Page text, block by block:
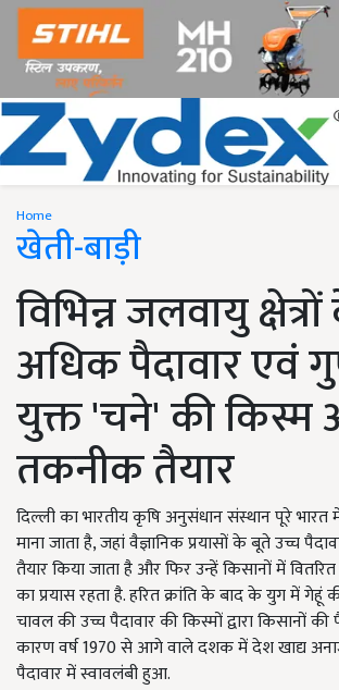
Home
खेती-बाड़ी
विभिन्न जलवायु
अधिक पैदावार एवं
युक्त 'चने' की किस्म
तकनीक तैयार
दिल्ली का भारतीय कृषि अनुसंधान संस्थान पूरे भारत
माना जाता है, जहां वैज्ञानिक प्रयासों के बूते उच्च
तैयार किया जाता है और फिर उन्हें किसानों में
का प्रयास रहता है. हरित क्रांति के बाद के युग में गेहूं
चावल की उच्च पैदावार की किस्मों द्वारा किसानों
कारण वर्ष 1970 से आगे वाले दशक में देश खाद्य
पैदावार में स्वावलंबी हुआ.